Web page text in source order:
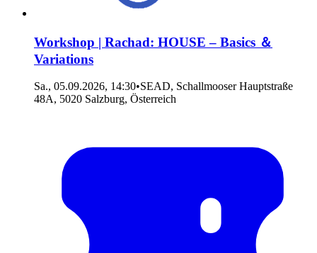
Workshop | Rachad: HOUSE – Basics ＆
Variations
Sa., 05.09.2026, 14:30•SEAD, Schallmooser Hauptstraße
48A, 5020 Salzburg, Österreich